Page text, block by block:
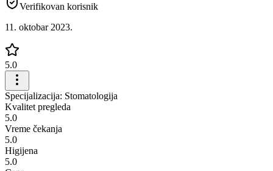
Verifikovan korisnik
11. oktobar 2023.
5.0
Specijalizacija: Stomatologija
Kvalitet pregleda
5.0
Vreme čekanja
5.0
Higijena
5.0